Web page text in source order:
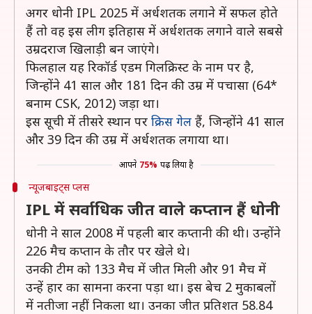
अगर धोनी IPL 2025 में अर्धशतक लगाने में सफल होते
हैं तो वह इस लीग इतिहास में अर्धशतक लगाने वाले सबसे
उम्रदराज खिलाड़ी बन जाएंगे।
फिलहाल यह रिकॉर्ड एडम गिलक्रिस्ट के नाम पर है,
जिन्होंने 41 साल और 181 दिन की उम्र में पचासा (64*
बनाम CSK, 2012) जड़ा था।
इस सूची में तीसरे स्थान पर क्रिस गेल हैं, जिन्होंने 41 साल
और 39 दिन की उम्र में अर्धशतक लगाया था।
आपने 75% पढ़ लिया है
न्यूजबाइट्स प्लस
IPL में सर्वाधिक जीत वाले कप्तान हैं धोनी
धोनी ने साल 2008 में पहली बार कप्तानी की थी। उन्होंने
226 मैच कप्तान के तौर पर खेले थे।
उनकी टीम को 133 मैच में जीत मिली और 91 मैच में
उन्हें हार का सामना करना पड़ा था। इस बेच 2 मुकाबलों
में नतीजा नहीं निकला था। उनका जीत प्रतिशत 58.84